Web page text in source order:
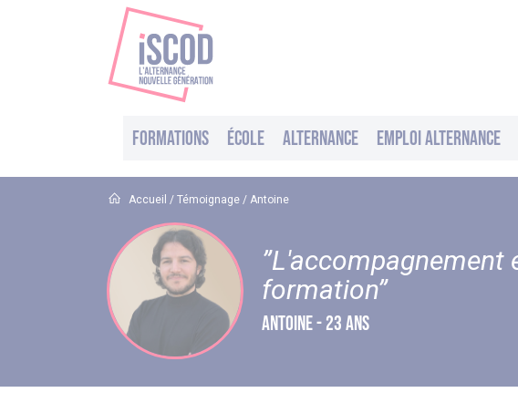
Formations École Alternance Emploi alternance
Accueil /Témoignage /Antoine
”L'accompagnement
formation”
ANTOINE - 23 ANS